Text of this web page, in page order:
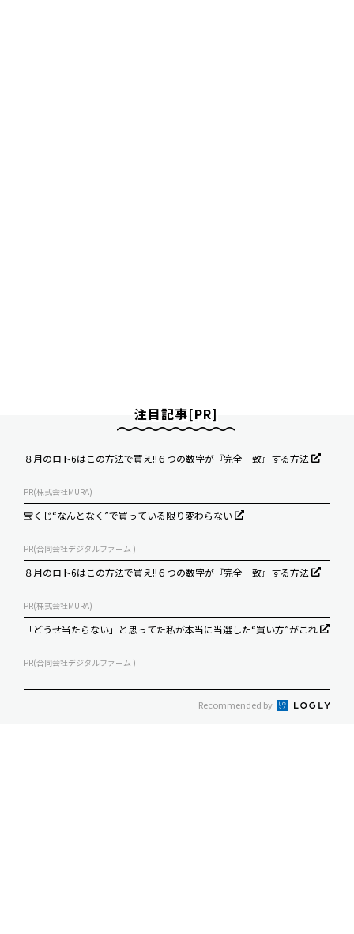
注目記事[PR]
８月のロト6はこの方法で買え!!６つの数字が『完全一致』する方法
PR(株式会社MURA)
宝くじ“なんとなく”で買っている限り変わらない
PR(合同会社デジタルファーム )
８月のロト6はこの方法で買え!!６つの数字が『完全一致』する方法
PR(株式会社MURA)
「どうせ当たらない」と思ってた私が本当に当選した“買い方”がこれ
PR(合同会社デジタルファーム )
Recommended by